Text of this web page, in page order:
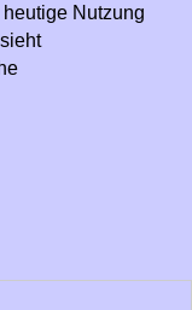
Nutzung